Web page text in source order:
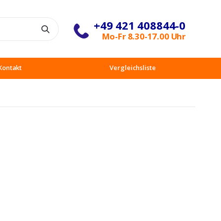
+49 421 408844-0
Mo-Fr 8.30-17.00 Uhr
Vergleichsliste